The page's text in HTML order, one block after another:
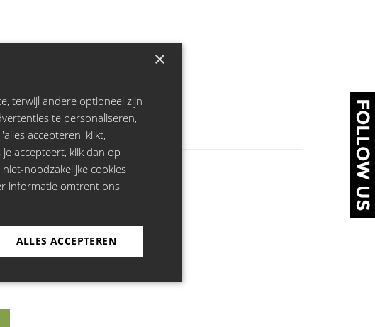
FOLLOW US
×
terwijl andere optioneel zijn
te personaliseren,
accepteren' klikt,
accepteert, klik dan op
noodzakelijke cookies
informatie omtrent ons
ALLES ACCEPTEREN